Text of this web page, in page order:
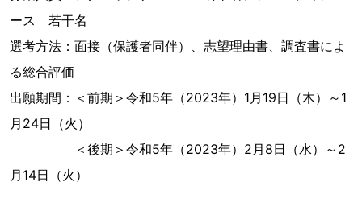
ース 若干名
選考方法：面接（保護者同伴）、志望理由書、調査書によ
る総合評価
出願期間：＜前期＞令和5年（2023年）1月19日（木）～1
月24日（火）
＜後期＞令和5年（2023年）2月8日（水）～2
月14日（火）